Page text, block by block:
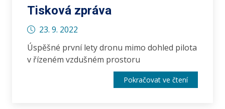
Tisková zpráva
23. 9. 2022
Úspěšné první lety dronu mimo dohled pilota
v řízeném vzdušném prostoru
Pokračovat ve čtení